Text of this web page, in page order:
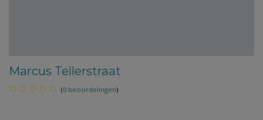
Marcus Tellerstraat
(0 beoordelingen)